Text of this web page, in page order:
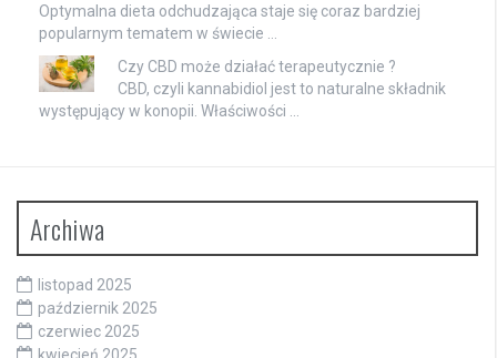
Optymalna dieta odchudzająca staje się coraz bardziej
popularnym tematem w świecie …
Czy CBD może działać terapeutycznie ?
CBD, czyli kannabidiol jest to naturalne składnik
występujący w konopii. Właściwości …
Archiwa
listopad 2025
październik 2025
czerwiec 2025
kwiecień 2025